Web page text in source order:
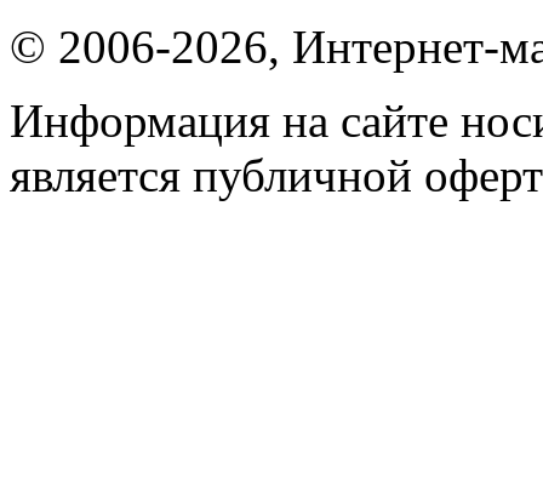
© 2006-2026, Интернет-
Информация на сайте
является публичной